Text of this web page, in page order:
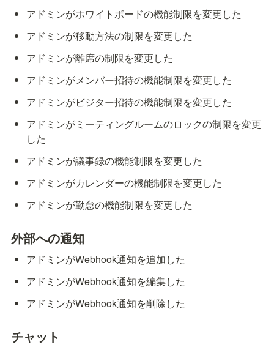
アドミンがホワイトボードの機能制限を変更した
アドミンが移動方法の制限を変更した
アドミンが離席の制限を変更した
アドミンがメンバー招待の機能制限を変更した
アドミンがビジター招待の機能制限を変更した
アドミンがミーティングルームのロックの制限を変更
した
アドミンが議事録の機能制限を変更した
アドミンがカレンダーの機能制限を変更した
アドミンが勤怠の機能制限を変更した
外部への通知
アドミンがWebhook通知を追加した
アドミンがWebhook通知を編集した
アドミンがWebhook通知を削除した
チャット